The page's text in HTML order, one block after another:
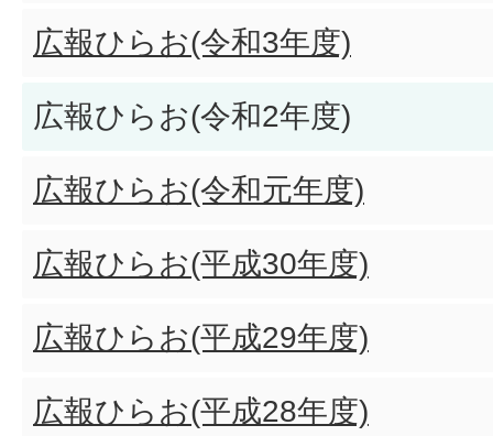
広報ひらお(令和3年度)
広報ひらお(令和2年度)
広報ひらお(令和元年度)
広報ひらお(平成30年度)
広報ひらお(平成29年度)
広報ひらお(平成28年度)